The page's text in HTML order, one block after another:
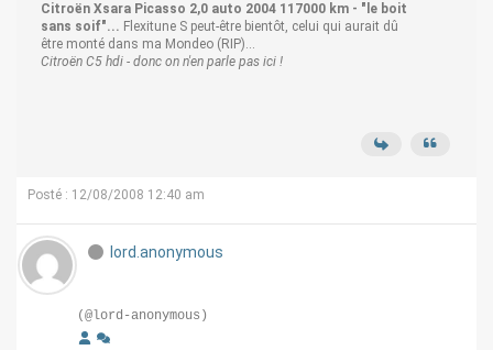
Citroën Xsara Picasso 2,0 auto 2004 117000 km - "le boit
sans soif"... Flexitune S peut-être bientôt, celui qui aurait dû
être monté dans ma Mondeo (RIP)...
Citroën C5 hdi - donc on n'en parle pas ici !
Posté : 12/08/2008 12:40 am
lord.anonymous
(@lord-anonymous)